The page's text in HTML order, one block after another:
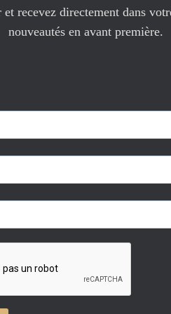
recevez directement dans
nouveautés en avant première.